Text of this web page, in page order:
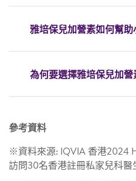
雅培保兒加營素如何幫
為何要選擇雅培保兒加營
參考資料
※資料來源: IQVIA 香港2024
訪問30名香港註冊私家兒科醫